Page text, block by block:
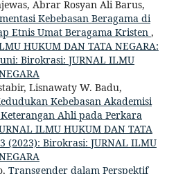
Abrar Rosyan Ali Barus,
Kebebasan Beragama di
Etnis Umat Beragama Kristen ,
HUKUM DAN TATA NEGARA:
Birokrasi: JURNAL ILMU
Lisnawaty W. Badu,
Kebebasan Akademisi
Ahli pada Perkara
ILMU HUKUM DAN TATA
(2023): Birokrasi: JURNAL ILMU
Transgender dalam Perspektif